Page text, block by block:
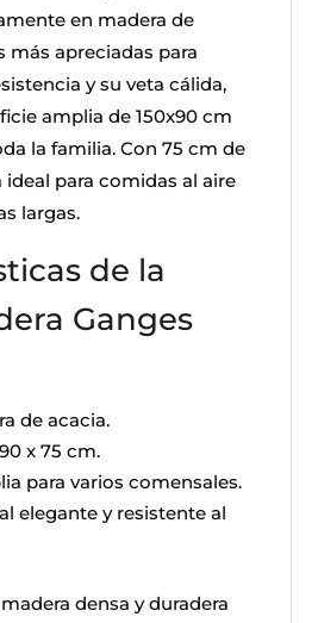
en madera de
más apreciadas para
y su veta cálida,
amplia de 150x90 cm
la familia. Con 75 cm de
ideal para comidas al aire
largas.
de la
Ganges
de acacia.
x 75 cm.
para varios comensales.
elegante y resistente al
densa y duradera